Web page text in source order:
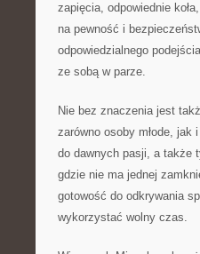
zapięcia, odpowiednie
na pewność i
odpowiedzialnego
ze sobą w parze.
Nie bez znaczenia jest
zarówno osoby młode,
do dawnych pasji, a także
gdzie nie ma jednej
gotowość do odkrywania
wykorzystać wolny czas.